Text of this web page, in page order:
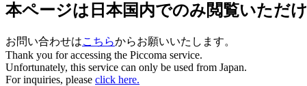
本ページは日本国内でのみ閲覧いただけ
お問い合わせはこちらからお願いいたします。
Thank you for accessing the Piccoma service.
Unfortunately, this service can only be used from Japan.
For inquiries, please click here.